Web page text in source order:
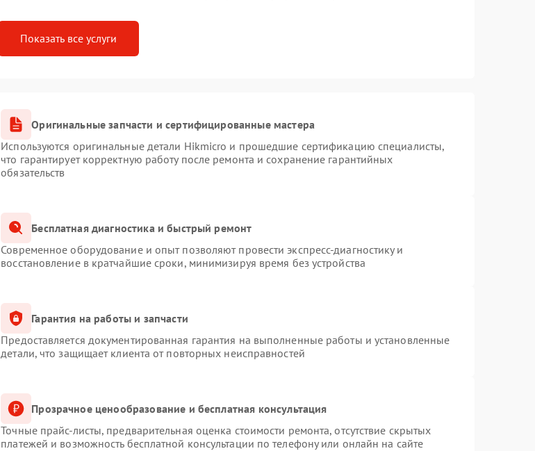
Показать все услуги
Оригинальные запчасти и сертифицированные мастера
Используются оригинальные детали Hikmicro и прошедшие сертификацию специалисты,
что гарантирует корректную работу после ремонта и сохранение гарантийных
обязательств
Бесплатная диагностика и быстрый ремонт
Современное оборудование и опыт позволяют провести экспресс-диагностику и
восстановление в кратчайшие сроки, минимизируя время без устройства
Гарантия на работы и запчасти
Предоставляется документированная гарантия на выполненные работы и установленные
детали, что защищает клиента от повторных неисправностей
Прозрачное ценообразование и бесплатная консультация
Точные прайс-листы, предварительная оценка стоимости ремонта, отсутствие скрытых
платежей и возможность бесплатной консультации по телефону или онлайн на сайте